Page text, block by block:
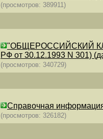
(просмотров: 389911)
"ОБЩЕРОССИЙСКИЙ
РФ от 30.12.1993 N 301)
(просмотров: 340729)
Справочная
(просмотров: 326182)